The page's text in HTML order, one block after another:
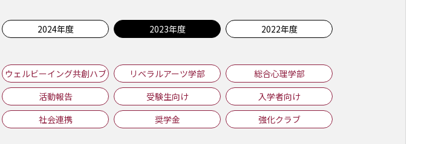
2024年度 2023年度 2022年度
ウェルビーイング共創ハブ リベラルアーツ学部
総合心理学部
活動報告 受験生向け
入学者向け
社会連携 奨学金 強化クラブ